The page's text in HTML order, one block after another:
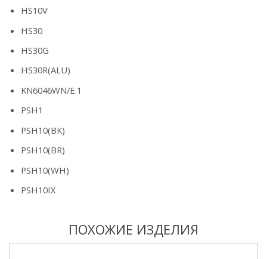
HS10V
HS30
HS30G
HS30R(ALU)
KN6046WN/E.1
PSH1
PSH10(BK)
PSH10(BR)
PSH10(WH)
PSH10IX
ПОХОЖИЕ ИЗДЕЛИЯ